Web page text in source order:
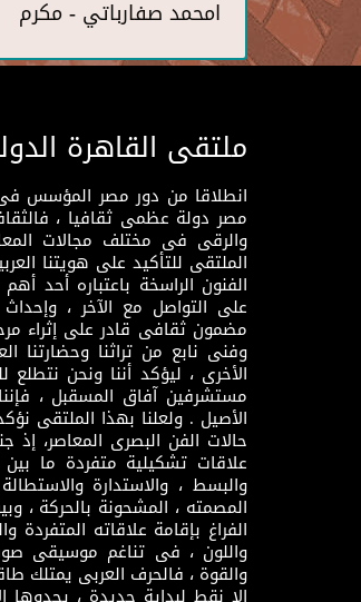
امحمد صفارباتي - مكرم
ملتقى القاهرة
انطلاقا من دور مصر المؤسس فى
مصر دولة عظمى ثقافيا ،
والرقى فى مختلف مجالات
الملتقى للتأكيد على هويتنا
الفنون الراسخة باعتباره أحد
على التواصل مع الآخر ،
وفنى نابع من تراثنا وحضارتنا
الأخرى ، ليؤكد أننا ونحن
مستشرفين آفاق المسقبل ،
الأصيل . ولعلنا بهذا الملتقى
حالات الفن البصرى المعاصر، إذ
علاقات تشكيلية متفردة ما
والبسط ، والاستدارة
المصمته ، المشحونة بالحركة ،
الفراغ بإقامة علاقاته المتفردة
واللون ، فى تناغم موسيقى
والقوة ، فالحرف العربى يمتلك